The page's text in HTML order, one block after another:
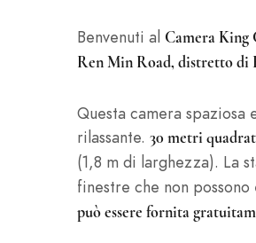
Benvenuti al Camera King
Ren Min Road, distretto di
Questa camera
rilassante. 30 metri
(1,8 m di larghezza). La
finestre che non
può essere fornita